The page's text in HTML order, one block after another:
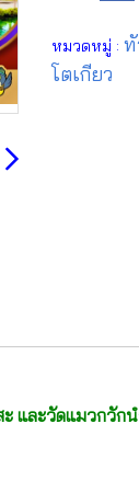
หมวดหมู่ : ทั
โตเกียว
และวัดแมวกวัก